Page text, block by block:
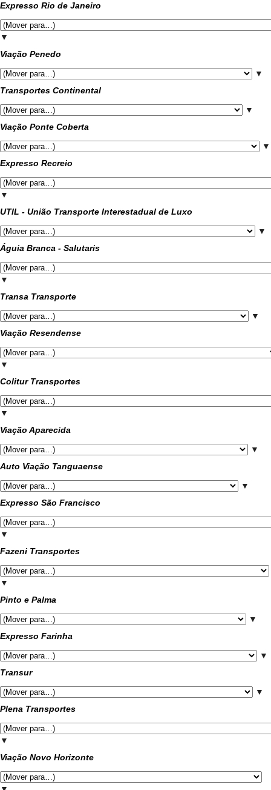
Expresso Rio de Janeiro
▼
Viação Penedo
▼
Transportes Continental
▼
Viação Ponte Coberta
▼
Expresso Recreio
▼
UTIL - União Transporte Interestadual de Luxo
▼
Águia Branca - Salutaris
▼
Transa Transporte
▼
Viação Resendense
▼
Colitur Transportes
▼
Viação Aparecida
▼
Auto Viação Tanguaense
▼
Expresso São Francisco
▼
Fazeni Transportes
▼
Pinto e Palma
▼
Expresso Farinha
▼
Transur
▼
Plena Transportes
▼
Viação Novo Horizonte